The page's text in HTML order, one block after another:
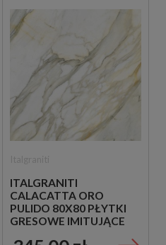
ITALGRANITI
CALACATTA ORO
PULIDO 80X80 PŁYTKI
GRESOWE IMITUJĄCE